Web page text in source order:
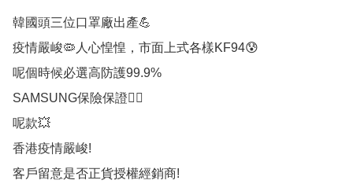
韓國頭三位口罩廠出產💪
疫情嚴峻🦠人心惶惶，市面上式各樣KF94😰
呢個時候必選高防護99.9%
SAMSUNG保險保證👍🏻
呢款💥
香港疫情嚴峻!
客戶留意是否正貨授權經銷商!